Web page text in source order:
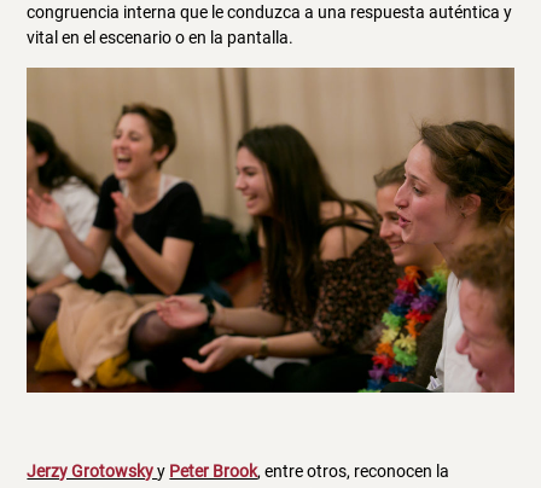
congruencia interna que le conduzca a una respuesta auténtica y
vital en el escenario o en la pantalla.
Jerzy Grotowskyy Peter Brook, entre otros, reconocen la